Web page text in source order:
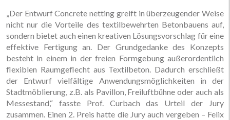
„Der Entwurf Concrete netting greift in überzeugender Weise
nicht nur die Vorteile des textilbewehrten Betonbauens auf,
sondern bietet auch einen kreativen Lösungsvorschlag für eine
effektive Fertigung an. Der Grundgedanke des Konzepts
besteht in einem in der freien Formgebung außerordentlich
flexiblen Raumgeflecht aus Textilbeton. Dadurch erschließt
der Entwurf vielfältige Anwendungsmöglichkeiten in der
Stadtmöblierung, z.B. als Pavillon, Freiluftbühne oder auch als
Messestand,“ fasste Prof. Curbach das Urteil der Jury
zusammen. Einen 2. Preis hatte die Jury auch vergeben – Felix